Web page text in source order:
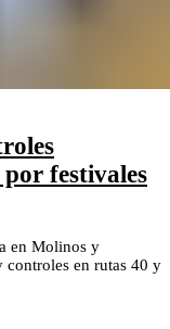
festivales
en Molinos y
controles en rutas 40 y